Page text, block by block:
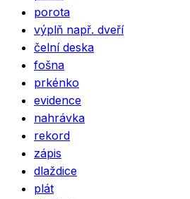
porota
výplň např. dveří
čelní deska
fošna
prkénko
evidence
nahrávka
rekord
zápis
dlaždice
plát